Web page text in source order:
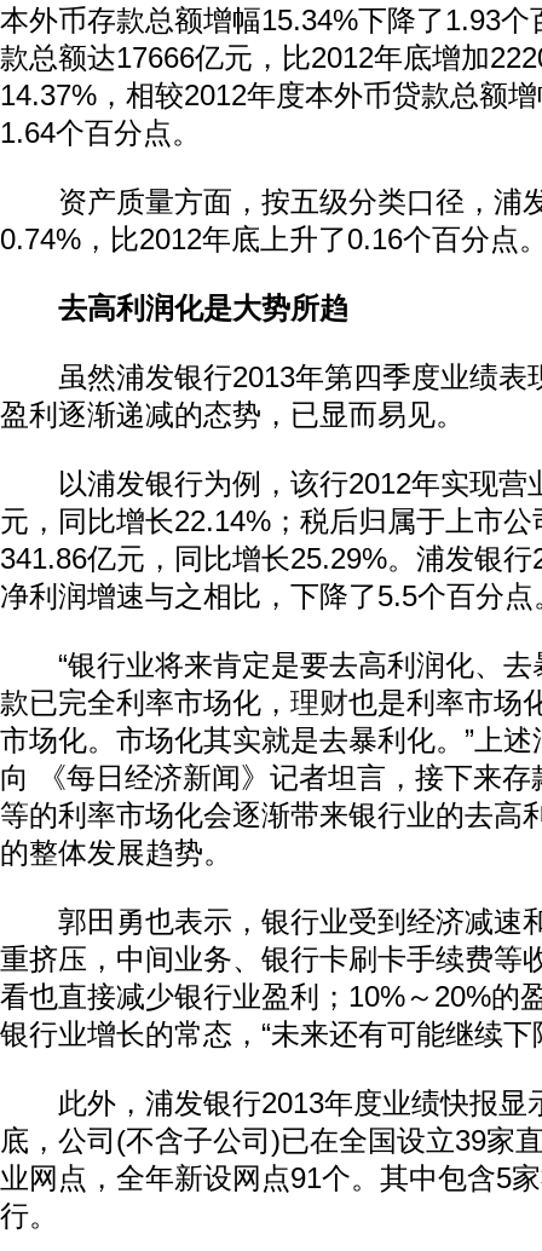
本外币存款总额增幅15.34%下降了1.93个
款总额达17666亿元，比2012年底增加
14.37%，相较2012年度本外币贷款总额
1.64个百分点。
资产质量方面，按五级分类口径，浦
0.74%，比2012年底上升了0.16个百分点
去高利润化是大势所趋
虽然浦发银行2013年第四季度业绩表
盈利逐渐递减的态势，已显而易见。
以浦发银行为例，该行2012年实现营
元，同比增长22.14%；税后归属于上市
341.86亿元，同比增长25.29%。浦发银
净利润增速与之相比，下降了5.5个百分点
“银行业将来肯定是要去高利润化、去
款已完全利率市场化， 理财也是利率市场
市场化。市场化其实就是去暴利化。”上
向 《每日经济新闻》记者坦言，接下来
等的利率市场化会逐渐带来银行业的去高
的整体发展趋势。
郭田勇也表示，银行业受到经济减速
重挤压，中间业务、银行卡刷卡手续费等
看也直接减少银行业盈利；10%～20%的
银行业增长的常态，“未来还有可能继续下
此外，浦发银行2013年度业绩快报显
底，公司(不含子公司)已在全国设立39家
业网点，全年新设网点91个。其中包含5
行。